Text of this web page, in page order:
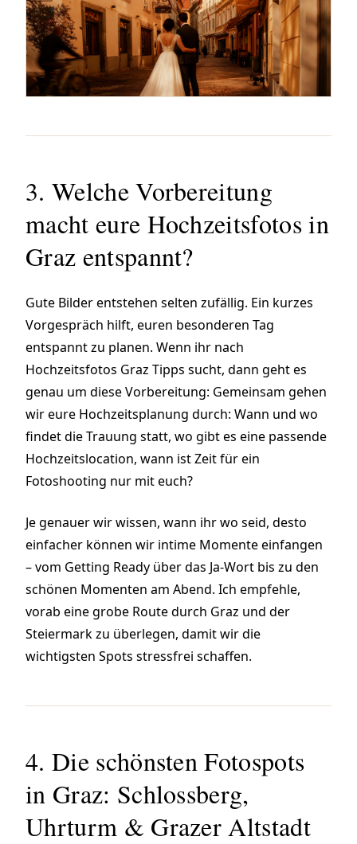
3. Welche Vorbereitung
macht eure Hochzeitsfotos in
Graz entspannt?
Gute Bilder entstehen selten zufällig. Ein kurzes
Vorgespräch hilft, euren besonderen Tag
entspannt zu planen. Wenn ihr nach
Hochzeitsfotos Graz Tipps sucht, dann geht es
genau um diese Vorbereitung: Gemeinsam gehen
wir eure Hochzeitsplanung durch: Wann und wo
findet die Trauung statt, wo gibt es eine passende
Hochzeitslocation, wann ist Zeit für ein
Fotoshooting nur mit euch?
Je genauer wir wissen, wann ihr wo seid, desto
einfacher können wir intime Momente einfangen
– vom Getting Ready über das Ja-Wort bis zu den
schönen Momenten am Abend. Ich empfehle,
vorab eine grobe Route durch Graz und der
Steiermark zu überlegen, damit wir die
wichtigsten Spots stressfrei schaffen.
4. Die schönsten Fotospots
in Graz: Schlossberg,
Uhrturm & Grazer Altstadt